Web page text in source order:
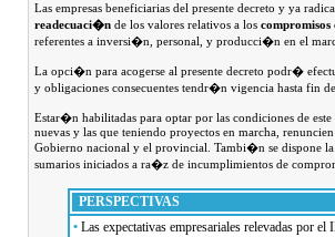
Las empresas beneficiarias del presente decreto y ya
readecuaci�n de los valores relativos a los
referentes a inversi�n, personal, y producci�n en el
La opci�n para acogerse al presente decreto podr�
y obligaciones consecuentes tendr�n vigencia hasta fin de
Estar�n habilitadas para optar por las condiciones de este
nuevas y las que teniendo proyectos en marcha,
Gobierno nacional y el provincial. Tambi�n se dispone la
sumarios iniciados a ra�z de incumplimientos de
PERSPECTIVAS
• Las expectativas empresariales relevadas por el